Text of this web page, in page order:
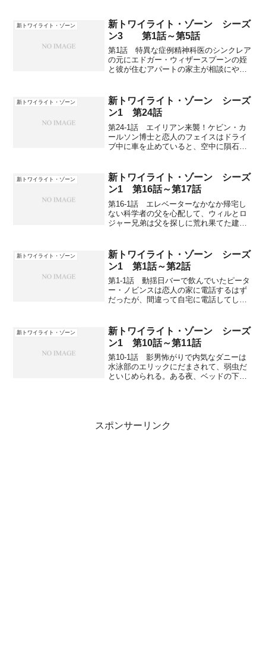
ギリス貴族の殺人シーンについてもめて
しまう。ハリーが乗っ...
新トワイライト・ゾーン
新トワイライト・ゾーン シーズ
ン3 第1話～第5話
第1話 特異な症例精神科医のシンクレア
の元にエドガー・ウィザースプーンの姪
と彼が住むアパートの家主が相談にやっ
とのこと。シンクレアはエドガーの件を
引き受け、彼の部屋を訪...
新トワイライト・ゾーン
新トワイライト・ゾーン シーズ
ン1 第24話
第24-1話 エイリアン来襲！ケビン・カ
ールソン博士と恋人のフェイスはドライ
ブ中に車を止めていると、空中に隕石の
様子をうかがうと、隕石ではなくUFOだ
った。昇降口が下り...
新トワイライト・ゾーン
新トワイライト・ゾーン シーズ
ン1 第16話～第17話
第16-1話 エレベーターなかなか帰宅し
ない科学者の父を心配して、ウィルとロ
ジャー兄弟は父を探しに荒れ果てた建物
をチェックしに来ていたらしい。父は世
界の食料危機に備え...
新トワイライト・ゾーン
新トワイライト・ゾーン シーズ
ン1 第1話～第2話
第1-1話 動揺日バーで飲んでいたピータ
ー・ノビンスは恋人の家に電話するはず
だったが、間違って自宅に電話してしま
の声が聞こえてくる。電話の主はピータ
ー・ノビンスだと語り...
新トワイライト・ゾーン
新トワイライト・ゾーン シーズ
ン1 第10話～第11話
第10-1話 影男怖がりで内気なダニーは
水泳部のエリックにだまされて、弱虫だ
といじめられる。ある夜、ベッドの下か
スポンサーリンク